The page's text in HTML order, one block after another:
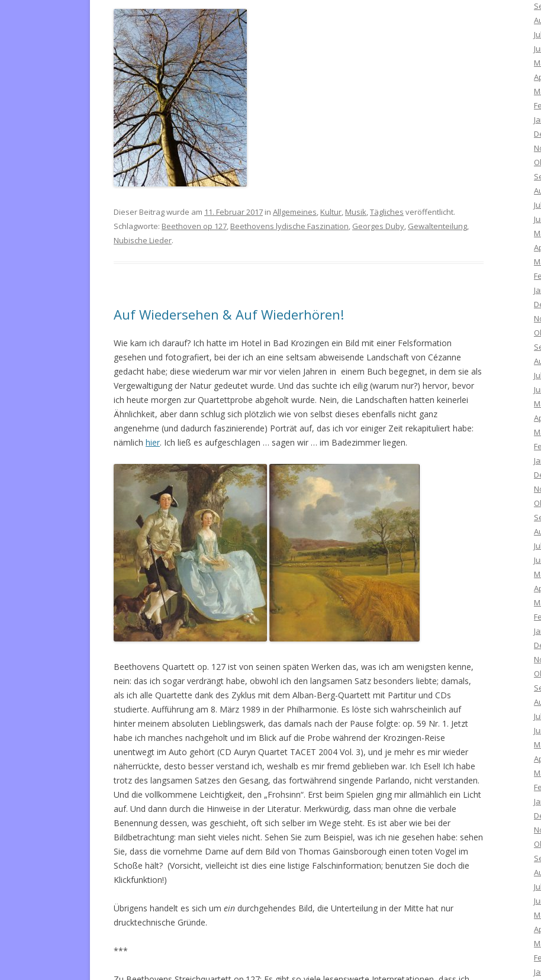
Dieser Beitrag wurde am 11. Februar 2017 in Allgemeines, Kultur, Musik,Tägliches veröffentlicht.
Schlagworte: Beethoven op 127, Beethovens lydische Faszination, Georges Duby, Gewaltenteilung,
Nubische Lieder.
Auf Wiedersehen & Auf Wiederhören!
Wie kam ich darauf? Ich hatte im Hotel in Bad Krozingen ein Bild mit einer Felsformation
gesehen und fotografiert, bei der ich an eine seltsam abweisende Landschaft von Cézanne
gedacht habe; diese wiederum war mir vor vielen Jahren in einem Buch begegnet, in dem sie als
Vergewaltigung der Natur gedeutet wurde. Und das suchte ich eilig (warum nur?) hervor, bevor
ich heute morgen zur Quartettprobe abgeholt wurde. Nein, die Landschaften hatten keinerlei
Ähnlichkeit, aber dann schlug sich plötzlich wie von selbst dieses ebenfalls nicht ganz
angenehme (und dadurch faszinierende) Porträt auf, das ich vor einiger Zeit rekapituliert habe:
nämlich hier. Ich ließ es aufgeschlagen … sagen wir … im Badezimmer liegen.
Beethovens Quartett op. 127 ist von seinen späten Werken das, was ich am wenigsten kenne,
nein: das ich sogar verdrängt habe, obwohl ich den langsamen Satz besonders liebte; damals,
als ich alle Quartette dank des Zyklus mit dem Alban-Berg-Quartett mit Partitur und CDs
studierte. Aufführung am 8. März 1989 in der Philharmonie. Es löste sich wahrscheinlich auf
hinter meinem absoluten Lieblingswerk, das damals nach der Pause folgte: op. 59 Nr. 1. Jetzt
habe ich manches nachgeholt und im Blick auf die Probe während der Krozingen-Reise
unentwegt im Auto gehört (CD Auryn Quartet TACET 2004 Vol. 3), und je mehr es mir wieder
näherrückte, desto besser verstand ich, weshalb es mir fremd geblieben war. Ich Esel! Ich habe
trotz des langsamen Satzes den Gesang, das fortwährend singende Parlando, nicht verstanden.
Und die vollkommene Leichtigkeit, den „Frohsinn“. Erst beim Spielen ging mir allmählich ein Licht
auf. Und dann durch die Hinweise in der Literatur. Merkwürdig, dass man ohne die verbale
Benennung dessen, was geschieht, oft sich selber im Wege steht. Es ist aber wie bei der
Bildbetrachtung: man sieht vieles nicht. Sehen Sie zum Beispiel, was ich nie gesehen habe: sehen
Sie, dass die vornehme Dame auf dem Bild von Thomas Gainsborough einen toten Vogel im
Schoße hält? (Vorsicht, vielleicht ist dies eine listige Falschinformation; benutzen Sie doch die
Klickfunktion!)
Übrigens handelt es sich um ein durchgehendes Bild, die Unterteilung in der Mitte hat nur
drucktechnische Gründe.
***